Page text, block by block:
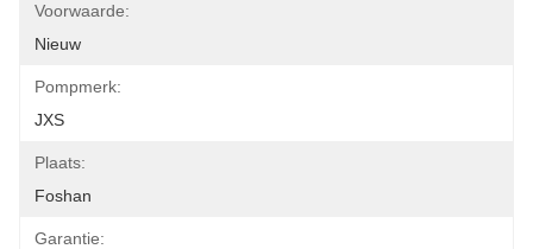
Voorwaarde:
Nieuw
Pompmerk:
JXS
Plaats:
Foshan
Garantie: